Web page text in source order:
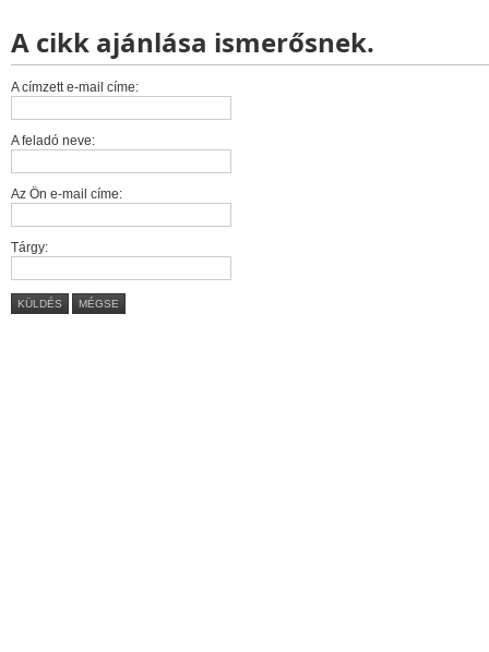
A cikk ajánlása ismerősnek.
A címzett e-mail címe:
A feladó neve:
Az Ön e-mail címe:
Tárgy:
KÜLDÉS MÉGSE